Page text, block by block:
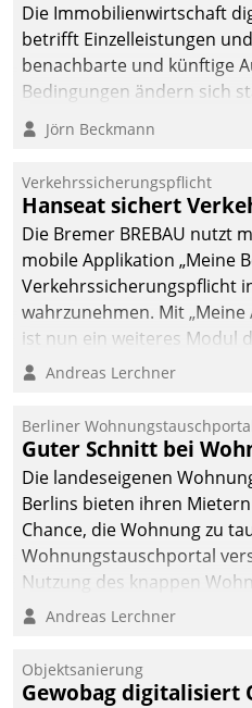
Die Immobilienwirtschaft
betrifft Einzelleistungen
benachbarte und künftige
Bedingungen ändern sich
technisch die Kontrolle
fürs Wachsen öffnen?
Jörn Beckmann
Verkehrssicherungspflicht
Hanseat sichert
Die Bremer BREBAU nutzt
mobile Applikation „Meine
Verkehrssicherungspflicht
wahrzunehmen. Mit
ist nun ein weiteres Modul
Einsatz.
Andreas Lerchner
Berliner
Guter Schnitt bei
Die landeseigenen
Berlins bieten ihren
Chance, die Wohnung zu
Wohnungstauschportal
Nutzung des knappen
Anwendungsfall für
Unternehmen.
Andreas Lerchner
Objektsanierung
Gewobag digitalisiert